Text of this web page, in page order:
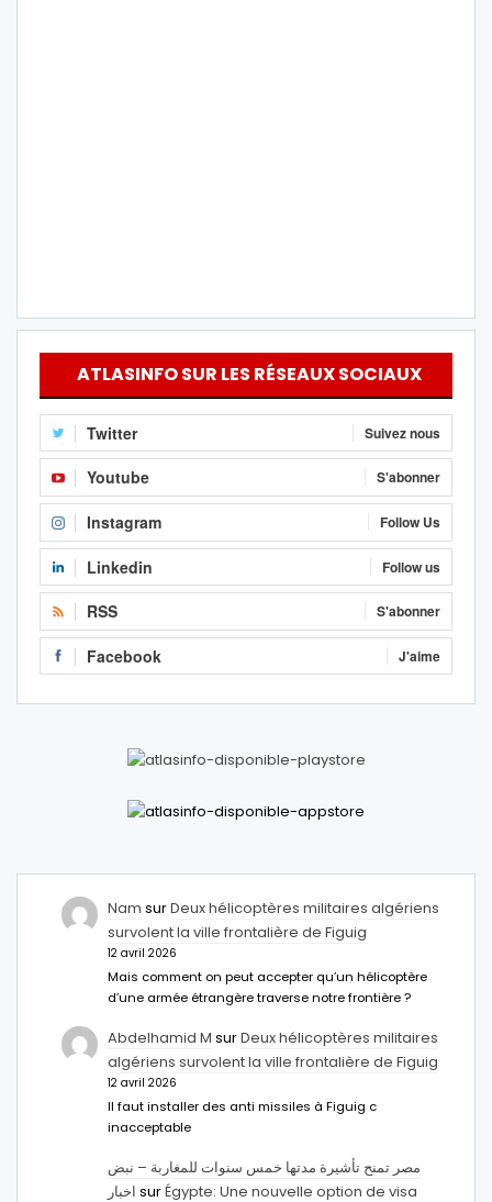
ATLASINFO SUR LES RÉSEAUX SOCIAUX
Twitter Suivez nous
Youtube S'abonner
Instagram Follow Us
Linkedin Follow us
RSS S'abonner
Facebook J'aime
Nam surDeux hélicoptères militaires algériens
survolent la ville frontalière de Figuig
12 avril 2026
Mais comment on peut accepter qu’un hélicoptère
d’une armée étrangère traverse notre frontière ?
Abdelhamid M surDeux hélicoptères militaires
algériens survolent la ville frontalière de Figuig
12 avril 2026
Il faut installer des anti missiles à Figuig c
inacceptable
مصر تمنح تأشيرة مدتها خمس سنوات للمغاربة – نبض
اخبار surÉgypte: Une nouvelle option de visa